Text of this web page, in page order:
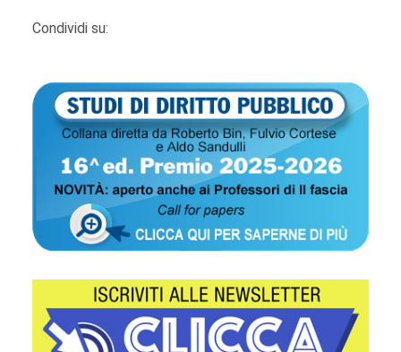
Condividi su: